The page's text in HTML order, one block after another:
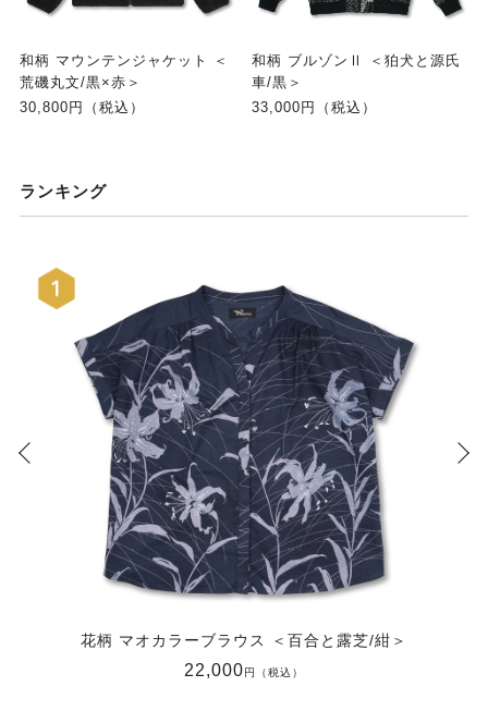
和柄 マウンテンジャケット ＜
荒磯丸文/黒×赤＞
30,800円（税込）
和柄 ブルゾンⅡ ＜狛犬と源氏
車/黒＞
33,000円（税込）
ランキング
花柄 マオカラーブラウス ＜百合と露芝/紺＞
22,000円（税込）